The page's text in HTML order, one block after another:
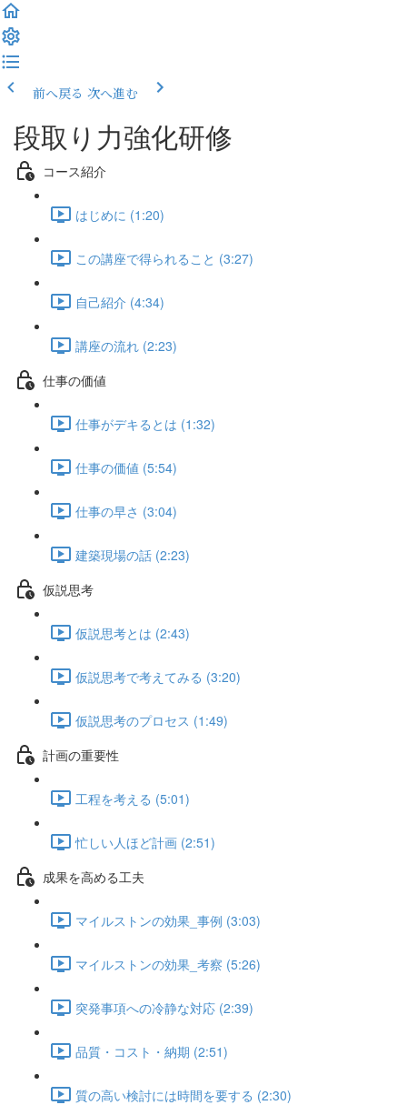
前へ戻る 次へ進む
段取り力強化研修
コース紹介
はじめに (1:20)
この講座で得られること (3:27)
自己紹介 (4:34)
講座の流れ (2:23)
仕事の価値
仕事がデキるとは (1:32)
仕事の価値 (5:54)
仕事の早さ (3:04)
建築現場の話 (2:23)
仮説思考
仮説思考とは (2:43)
仮説思考で考えてみる (3:20)
仮説思考のプロセス (1:49)
計画の重要性
工程を考える (5:01)
忙しい人ほど計画 (2:51)
成果を高める工夫
マイルストンの効果_事例 (3:03)
マイルストンの効果_考察 (5:26)
突発事項への冷静な対応 (2:39)
品質・コスト・納期 (2:51)
質の高い検討には時間を要する (2:30)